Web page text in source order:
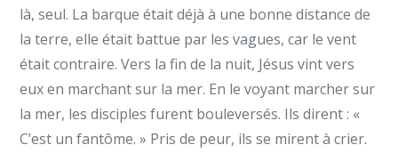
là, seul. La barque était déjà à une bonne distance de
la terre, elle était battue par les vagues, car le vent
était contraire. Vers la fin de la nuit, Jésus vint vers
eux en marchant sur la mer. En le voyant marcher sur
la mer, les disciples furent bouleversés. Ils dirent : «
C’est un fantôme. » Pris de peur, ils se mirent à crier.